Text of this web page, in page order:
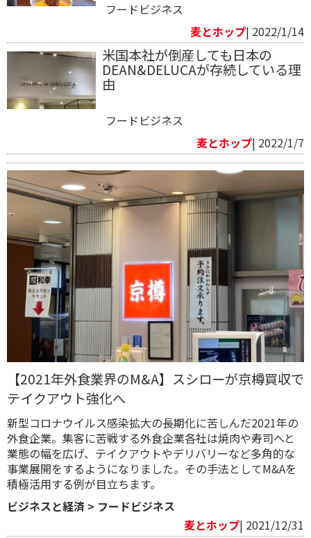
フードビジネス
麦とホップ| 2022/1/14
米国本社が倒産しても日本の
DEAN&DELUCAが存続している理
由
フードビジネス
麦とホップ| 2022/1/7
【2021年外食業界のM&A】スシローが京樽買収で
テイクアウト強化へ
新型コロナウイルス感染拡大の長期化に苦しんだ2021年の
外食企業。集客に苦戦する外食企業各社は焼肉や寿司へと
業態の幅を広げ、テイクアウトやデリバリーなど多角的な
事業展開をするようになりました。その手法としてM&Aを
積極活用する例が目立ちます。
ビジネスと経済 > フードビジネス
麦とホップ| 2021/12/31